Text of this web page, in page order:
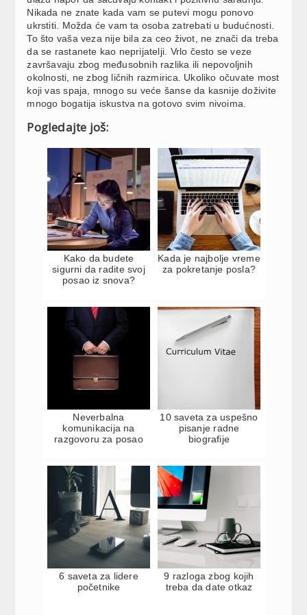
Nikada ne znate kada vam se putevi mogu ponovo
ukrstiti. Možda će vam ta osoba zatrebati u budućnosti.
To što vaša veza nije bila za ceo život, ne znači da treba
da se rastanete kao neprijatelji. Vrlo često se veze
završavaju zbog međusobnih razlika ili nepovoljnih
okolnosti, ne zbog ličnih razmirica. Ukoliko očuvate most
koji vas spaja, mnogo su veće šanse da kasnije doživite
mnogo bogatija iskustva na gotovo svim nivoima.
Pogledajte još:
Kako da budete
sigurni da radite svoj
posao iz snova?
Kada je najbolje vreme
za pokretanje posla?
Neverbalna
komunikacija na
razgovoru za posao
10 saveta za uspešno
pisanje radne
biografije
6 saveta za lidere
početnike
9 razloga zbog kojih
treba da date otkaz